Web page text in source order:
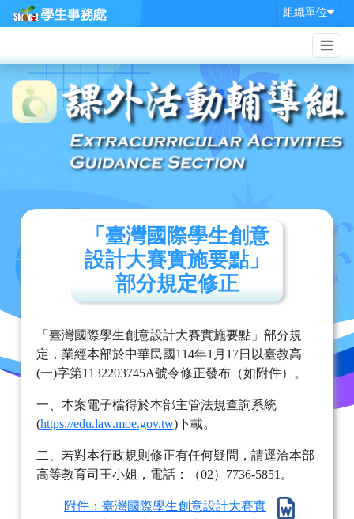
組織單位
「臺灣國際學生創意
設計大賽實施要點」
部分規定修正
「臺灣國際學生創意設計大賽實施要點」部分規
定，業經本部於中華民國114年1月17日以臺教高
(一)字第1132203745A號令修正發布（如附件）。
一、本案電子檔得於本部主管法規查詢系統
(https://edu.law.moe.gov.tw)下載。
二、若對本行政規則修正有任何疑問，請逕洽本部
高等教育司王小姐，電話：（02）7736-5851。
附件：臺灣國際學生創意設計大賽實